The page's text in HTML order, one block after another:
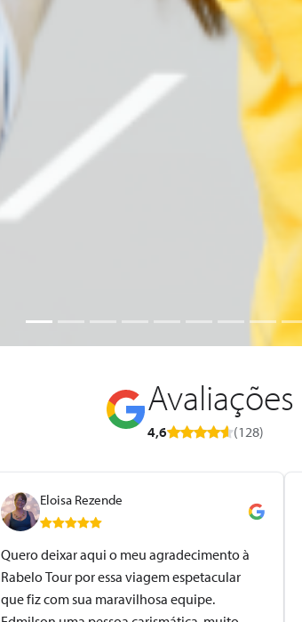
Avaliações
4,6 (128)
Eloisa Rezende
Quero deixar aqui o meu agradecimento à
Rabelo Tour por essa viagem espetacular
que fiz com sua maravilhosa equipe.